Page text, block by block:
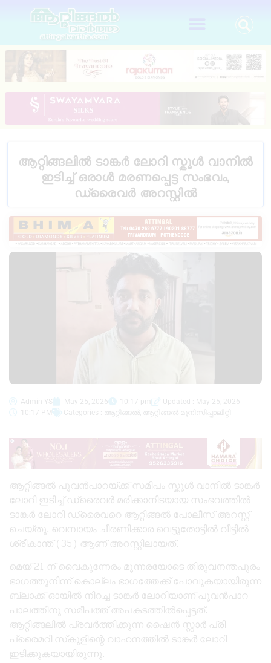
ആറ്റിങ്ങലിൽ ടാങ്കർ ലോറി സ്കൂൾ വാനിൽ
ഇടിച്ച് ഒരാൾ മരണപ്പെട്ട സംഭവം,
ഡ്രൈവർ അറസ്റ്റിൽ
Admin YS May 25, 2026 10:17 pm
Updated : May 25, 2026
10:17 PM
Categories : ആറ്റിങ്ങൽ ആറ്റിങ്ങൽ മുനിസിപ്പാലിറ്റി
ആറ്റിങ്ങൽ പൂവൻപാറയ്ക്ക് സമീപം സ്കൂൾ വാനിൽ ടാങ്കർ
ലോറി ഇടിച്ച് ഡ്രൈവർ മരിക്കാനിടയായ സംഭവത്തിൽ
ടാങ്കർ ലോറി ഡ്രൈവറെ ആറ്റിങ്ങൽ പോലീസ് അറസ്റ്റ്
ചെയ്തു. വെമ്പായം ചീരണിക്കാര വെട്ടുതോട്ടിൽ വീട്ടിൽ
ശ്രീകാന്ത് (35) ആണ് അറസ്റ്റിലായത്.
മെയ് 21-ന് വൈകുന്നേരം മൂന്നരയോടെ തിരുവനന്തപുരം
ഭാഗത്തുനിന്ന് കൊല്ലം ഭാഗത്തേക്ക് പോവുകയായിരുന്ന
ബ്ലാക്ക് ഓയിൽ നിറച്ച ടാങ്കർ ലോറിയാണ് പൂവൻപാറ
പാലത്തിനു സമീപത്ത് അപകടത്തിൽപ്പെട്ടത്.
ആറ്റിങ്ങലിൽ പ്രവർത്തിക്കുന്ന ഷൈൻ സ്റ്റാർ പ്രീ-
പ്രൈമറി സ്‌കൂളിന്റെ വാഹനത്തിൽ ടാങ്കർ ലോറി
ഇടിക്കുകയായിരുന്നു.